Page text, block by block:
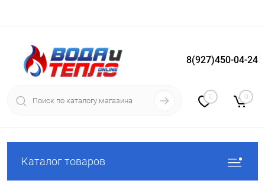
Вход Регистрация
8(927)450-04-24
0 0
Каталог товаров